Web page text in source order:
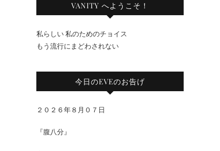
VANITY へようこそ！
私らしい 私のためのチョイス
もう流行にまどわされない
今日のEVEのお告げ
２０２６年８月０７日
『腹八分』